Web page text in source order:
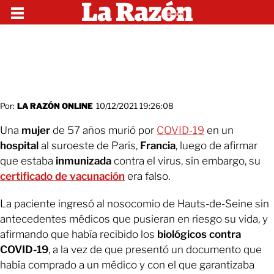
Por: LA RAZÓN ONLINE 10/12/2021 19:26:08
Una mujer de 57 años murió por COVID-19 en un
hospital al suroeste de Paris, Francia, luego de afirmar
que estaba inmunizada contra el virus, sin embargo, su
certificado de vacunación era falso.
La paciente ingresó al nosocomio de Hauts-de-Seine sin
antecedentes médicos que pusieran en riesgo su vida, y
afirmando que había recibido los biológicos contra
COVID-19, a la vez de que presentó un documento que
había comprado a un médico y con el que garantizaba